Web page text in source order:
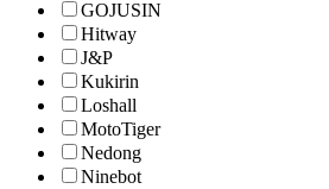
GOJUSIN
Hitway
J&P
Kukirin
Loshall
MotoTiger
Nedong
Ninebot